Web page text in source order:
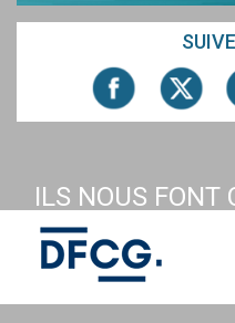
ILS NOUS FONT